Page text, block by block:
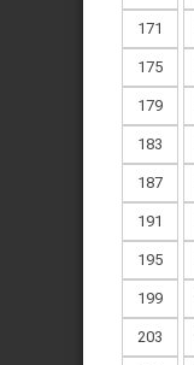
171
175
179
183
187
191
195
199
203